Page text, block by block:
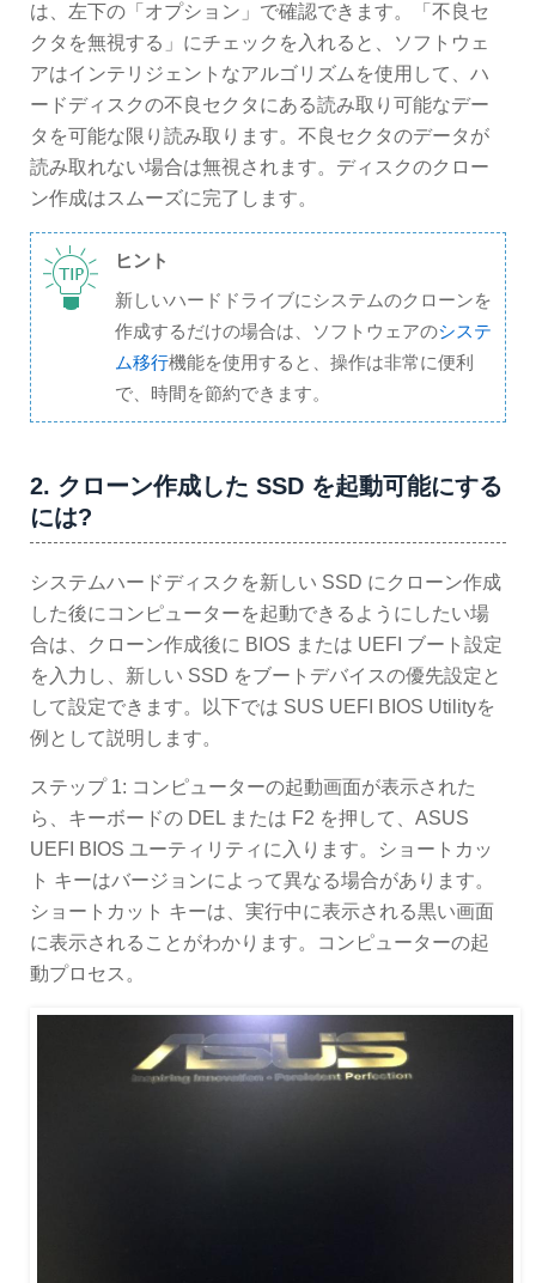
は、左下の「オプション」で確認できます。「不良セ
クタを無視する」にチェックを入れると、ソフトウェ
アはインテリジェントなアルゴリズムを使用して、ハ
ードディスクの不良セクタにある読み取り可能なデー
タを可能な限り読み取ります。不良セクタのデータが
読み取れない場合は無視されます。ディスクのクロー
ン作成はスムーズに完了します。
ヒント
新しいハードドライブにシステムのクローンを
作成するだけの場合は、ソフトウェアのシステ
ム移行機能を使用すると、操作は非常に便利
で、時間を節約できます。
2. クローン作成した SSD を起動可能にする
には?
システムハードディスクを新しい SSD にクローン作成
した後にコンピューターを起動できるようにしたい場
合は、クローン作成後に BIOS または UEFI ブート設定
を入力し、新しい SSD をブートデバイスの優先設定と
して設定できます。以下では SUS UEFI BIOS Utilityを
例として説明します。
ステップ 1: コンピューターの起動画面が表示された
ら、キーボードの DEL または F2 を押して、ASUS
UEFI BIOS ユーティリティに入ります。ショートカッ
ト キーはバージョンによって異なる場合があります。
ショートカット キーは、実行中に表示される黒い画面
に表示されることがわかります。コンピューターの起
動プロセス。